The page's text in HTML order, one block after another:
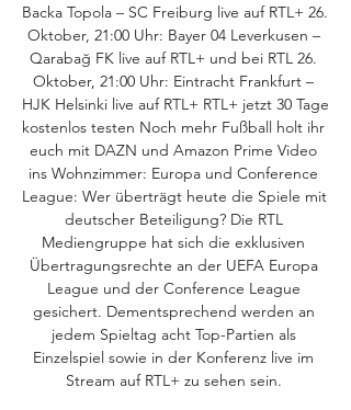
Backa Topola – SC Freiburg live auf RTL+ 26.
Oktober, 21:00 Uhr: Bayer 04 Leverkusen –
Qarabağ FK live auf RTL+ und bei RTL 26.
Oktober, 21:00 Uhr: Eintracht Frankfurt –
HJK Helsinki live auf RTL+ RTL+ jetzt 30 Tage
kostenlos testen Noch mehr Fußball holt ihr
euch mit DAZN und Amazon Prime Video
ins Wohnzimmer: Europa und Conference
League: Wer überträgt heute die Spiele mit
deutscher Beteiligung? Die RTL
Mediengruppe hat sich die exklusiven
Übertragungsrechte an der UEFA Europa
League und der Conference League
gesichert. Dementsprechend werden an
jedem Spieltag acht Top-Partien als
Einzelspiel sowie in der Konferenz live im
Stream auf RTL+ zu sehen sein.